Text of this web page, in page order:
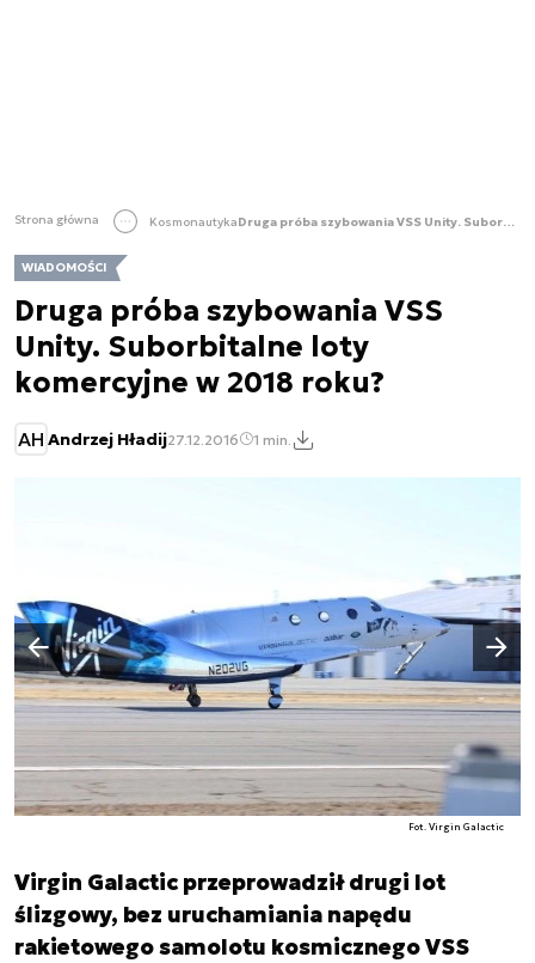
Strona główna Kosmonautyka Druga próba szybowania VSS Unity. Suborbitalne loty komercyjne w 2018 roku?
WIADOMOŚCI
Druga próba szybowania VSS
Unity. Suborbitalne loty
komercyjne w 2018 roku?
AH Andrzej Hładij27.12.2016 1 min.
Fot. Virgin Galactic
Poprzedni slajd
Następny slajd
Virgin Galactic przeprowadził drugi lot
ślizgowy, bez uruchamiania napędu
rakietowego samolotu kosmicznego VSS